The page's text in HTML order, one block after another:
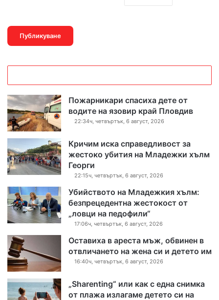
Пожарникари спасиха дете от
водите на язовир край Пловдив
22:34ч, четвъртък, 6 август, 2026
Кричим иска справедливост за
жестоко убития на Младежки хълм
Георги
22:15ч, четвъртък, 6 август, 2026
Убийството на Младежкия хълм:
безпрецедентна жестокост от
„ловци на педофили“
17:06ч, четвъртък, 6 август, 2026
Оставиха в ареста мъж, обвинен в
отвличането на жена си и детето им
16:40ч, четвъртък, 6 август, 2026
„Sharenting“ или как с една снимка
от плажа излагаме детето си на